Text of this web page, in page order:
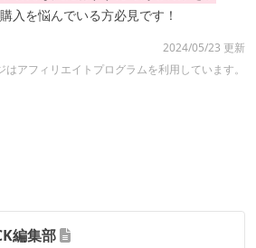
入を悩んでいる方必見です！
2024/05/23 更新
はアフィリエイトプログラムを利用しています。
編集部